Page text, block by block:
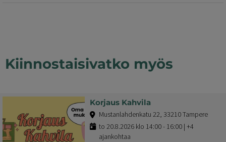
Kiinnostaisivatko myös
Korjaus Kahvila
Mustanlahdenkatu 22, 33210 Tampere
to 20.8.2026 klo 14:00 - 16:00 | +4
ajankohtaa